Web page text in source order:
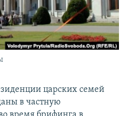
царских семей
в частную